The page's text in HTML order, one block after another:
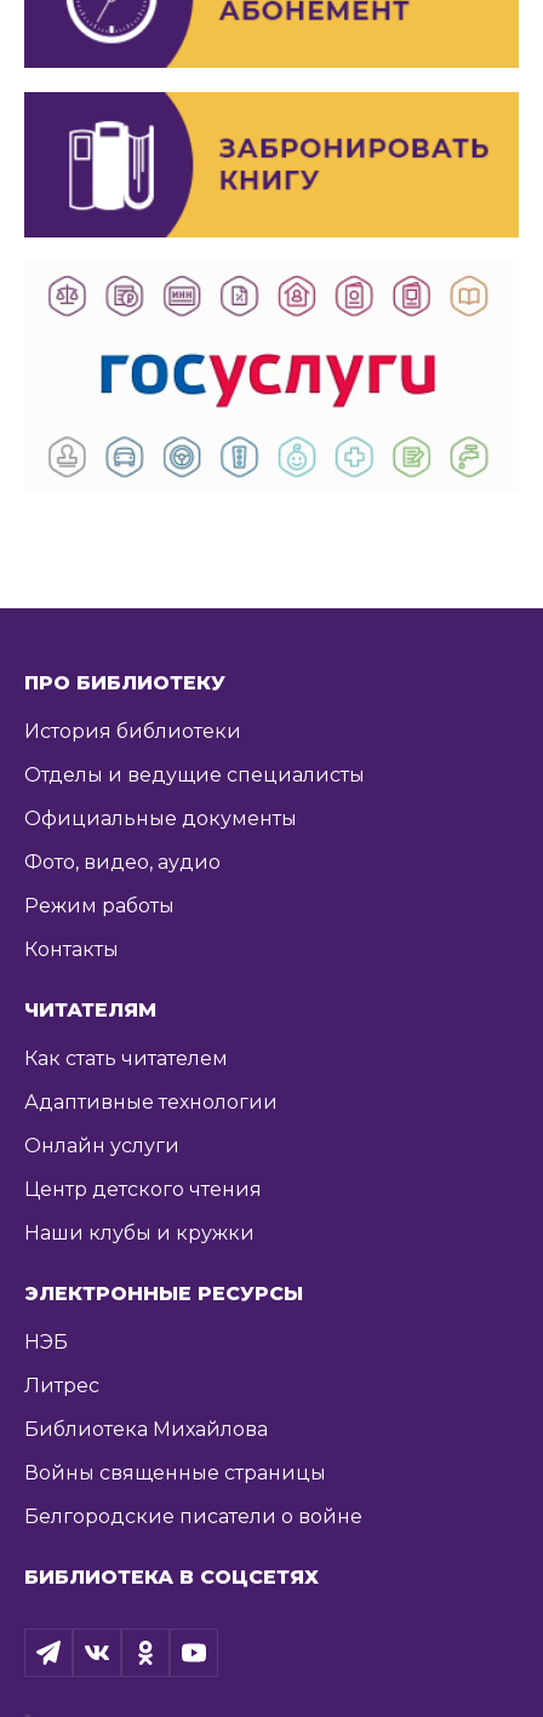
ПРО БИБЛИОТЕКУ
История библиотеки
Отделы и ведущие специалисты
Официальные документы
Фото, видео, аудио
Режим работы
Контакты
ЧИТАТЕЛЯМ
Как стать читателем
Адаптивные технологии
Онлайн услуги
Центр детского чтения
Наши клубы и кружки
ЭЛЕКТРОННЫЕ РЕСУРСЫ
НЭБ
Литрес
Библиотека Михайлова
Войны священные страницы
Белгородские писатели о войне
БИБЛИОТЕКА В СОЦСЕТЯХ